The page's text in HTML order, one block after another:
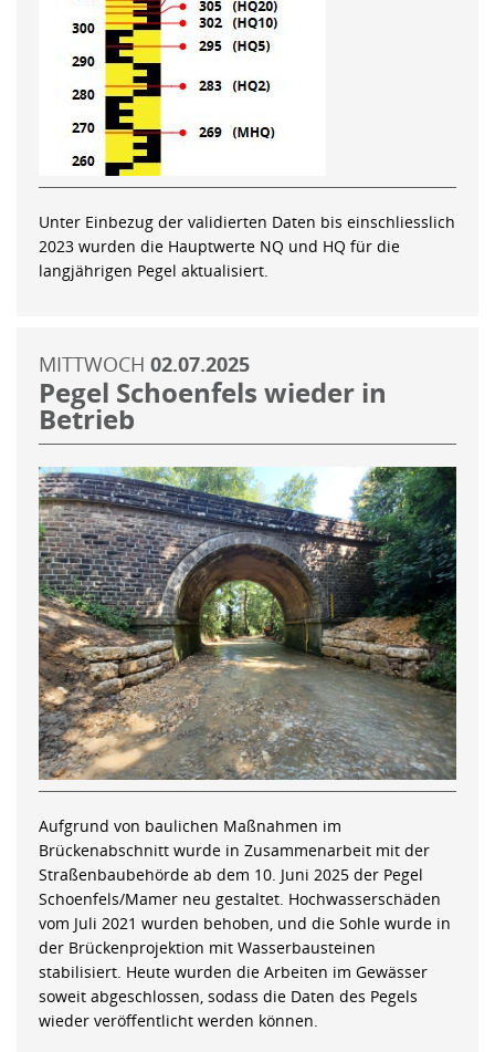
Unter Einbezug der validierten Daten bis einschliesslich
2023 wurden die Hauptwerte NQ und HQ für die
langjährigen Pegel aktualisiert.
MITTWOCH 02.07.2025
Pegel Schoenfels wieder in
Betrieb
Aufgrund von baulichen Maßnahmen im
Brückenabschnitt wurde in Zusammenarbeit mit der
Straßenbaubehörde ab dem 10. Juni 2025 der Pegel
Schoenfels/Mamer neu gestaltet. Hochwasserschäden
vom Juli 2021 wurden behoben, und die Sohle wurde in
der Brückenprojektion mit Wasserbausteinen
stabilisiert. Heute wurden die Arbeiten im Gewässer
soweit abgeschlossen, sodass die Daten des Pegels
wieder veröffentlicht werden können.